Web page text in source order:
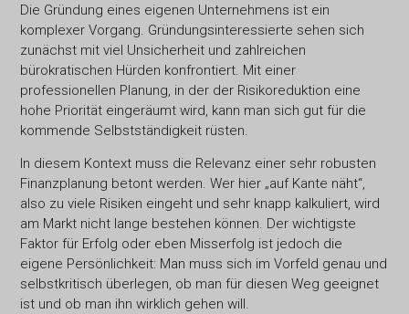
Die Gründung eines eigenen Unternehmens ist ein
komplexer Vorgang. Gründungsinteressierte sehen sich
zunächst mit viel Unsicherheit und zahlreichen
bürokratischen Hürden konfrontiert. Mit einer
professionellen Planung, in der der Risikoreduktion eine
hohe Priorität eingeräumt wird, kann man sich gut für die
kommende Selbstständigkeit rüsten.
In diesem Kontext muss die Relevanz einer sehr robusten
Finanzplanung betont werden. Wer hier „auf Kante näht“,
also zu viele Risiken eingeht und sehr knapp kalkuliert, wird
am Markt nicht lange bestehen können. Der wichtigste
Faktor für Erfolg oder eben Misserfolg ist jedoch die
eigene Persönlichkeit: Man muss sich im Vorfeld genau und
selbstkritisch überlegen, ob man für diesen Weg geeignet
ist und ob man ihn wirklich gehen will.